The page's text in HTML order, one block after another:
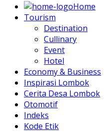
Home
Tourism
Destination
Cullinary
Event
Hotel
Economy & Business
Inspirasi Lombok
Cerita Desa Lombok
Otomotif
Indeks
Kode Etik